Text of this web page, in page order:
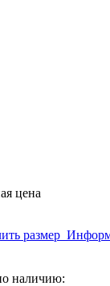
цена
размер
наличию: